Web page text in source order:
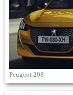
Peugeot 208